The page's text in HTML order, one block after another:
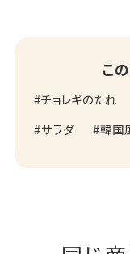
こ
チョレギのたれ
サラダ
韓国